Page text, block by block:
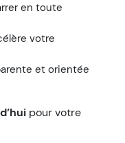
en toute
votre
et orientée
pour votre